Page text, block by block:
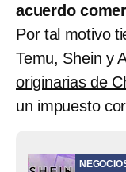
acuerdo
Por tal motivo
Temu, Shein y
originarias de
un impuesto